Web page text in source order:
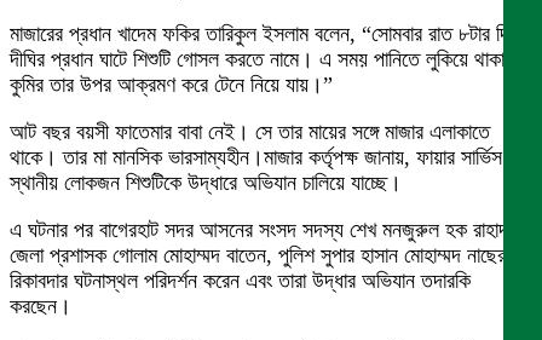
মাজারের প্রধান খাদেম ফকির তারিকুল ইসলাম বলেন, “সোমবার রাত ৮টার দিকে
দীঘির প্রধান ঘাটে শিশুটি গোসল করতে নামে। এ সময় পানিতে লুকিয়ে থাকা
কুমির তার উপর আক্রমণ করে টেনে নিয়ে যায়।”
আট বছর বয়সী ফাতেমার বাবা নেই। সে তার মায়ের সঙ্গে মাজার এলাকাতে
থাকে। তার মা মানসিক ভারসাম্যহীন।মাজার কর্তৃপক্ষ জানায়, ফায়ার সার্ভিস ও
স্থানীয় লোকজন শিশুটিকে উদ্ধারে অভিযান চালিয়ে যাচ্ছে।
এ ঘটনার পর বাগেরহাট সদর আসনের সংসদ সদস্য শেখ মনজুরুল হক রাহাদ,
জেলা প্রশাসক গোলাম মোহাম্মদ বাতেন, পুলিশ সুপার হাসান মোহাম্মদ নাছের
রিকাবদার ঘটনাস্থল পরিদর্শন করেন এবং তারা উদ্ধার অভিযান তদারকি
করছেন।